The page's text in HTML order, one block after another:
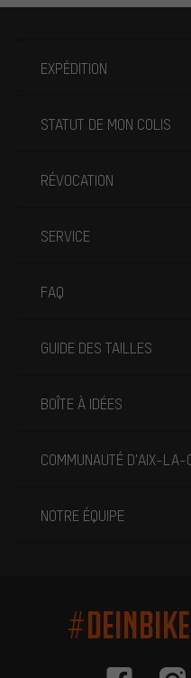
EXPÉDITION
STATUT DE MON COLIS
RÉVOCATION
SERVICE
FAQ
GUIDE DES TAILLES
BOÎTE À IDÉES
COMMUNAUTÉ D'AIX-LA-
NOTRE ÉQUIPE